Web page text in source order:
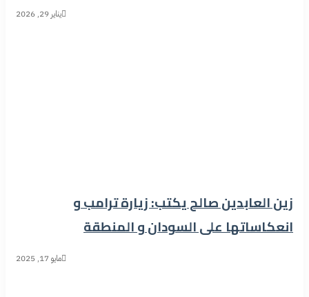
يناير 29, 2026
زين العابدين صالح يكتب: زيارة ترامب و
انعكاساتها على السودان و المنطقة
مايو 17, 2025